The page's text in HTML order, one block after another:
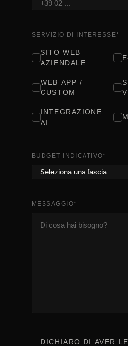
SERVIZIO DI INTERESSE*
SITO WEB
AZIENDALE
WEB APP /
CUSTOM
INTEGRAZIONE
AI
BUDGET INDICATIVO*
MESSAGGIO*
CONSENSO*
DICHIARO DI AVER